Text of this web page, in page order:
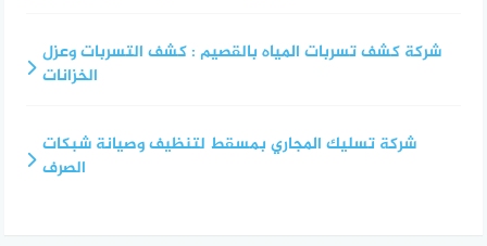
شركة كشف تسربات المياه بالقصيم : كشف التسربات وعزل
الخزانات
شركة تسليك المجاري بمسقط لتنظيف وصيانة شبكات
الصرف